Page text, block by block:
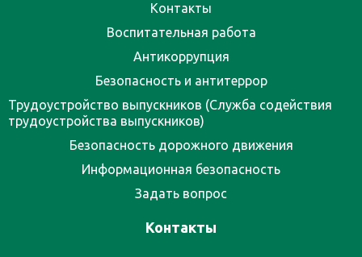
Контакты
Воспитательная работа
Антикоррупция
Безопасность и антитеррор
Трудоустройство выпускников (Служба содействия
трудоустройства выпускников)
Безопасность дорожного движения
Информационная безопасность
Задать вопрос
Контакты